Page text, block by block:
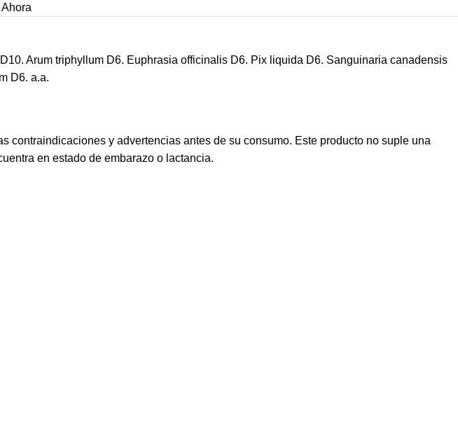
D10. Arum triphyllum D6. Euphrasia officinalis D6. Pix liquida D6. Sanguinaria canadensis
D6. a.a.
contraindicaciones y advertencias antes de su consumo. Este producto no suple una
en estado de embarazo o lactancia.